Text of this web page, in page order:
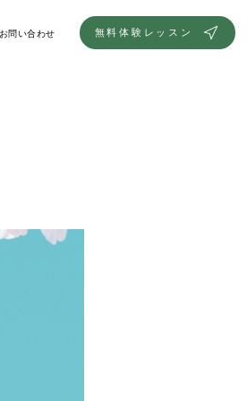
お問い合わせ 無料体験レッスン